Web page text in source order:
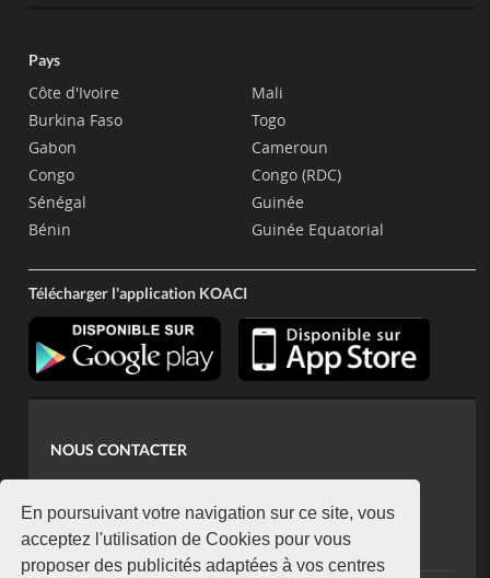
En poursuivant votre navigation sur ce site, vous
acceptez l'utilisation de Cookies pour vous
proposer des publicités adaptées à vos centres
Pays
Côte d'Ivoire
Burkina Faso
Gabon
Congo
Sénégal
Bénin
Mali
Togo
Cameroun
Congo (RDC)
Guinée
Guinée Equatorial
Télécharger l'application KOACI
NOUS CONTACTER
koaci@yahoo.fr
+225 07 08 85 52 93